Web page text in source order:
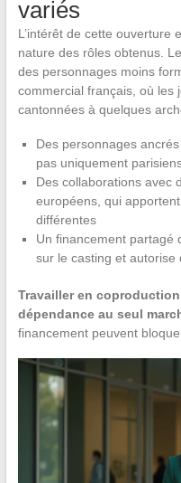
variés
L’intérêt de cette ouverture
nature des rôles obtenus.
des personnages moins
commercial français, où les
cantonnées à quelques
Des personnages
pas uniquement
Des collaborations avec
européens, qui
différentes
Un financement partagé
sur le casting et autorise
Travailler en
dépendance au seul
financement peuvent